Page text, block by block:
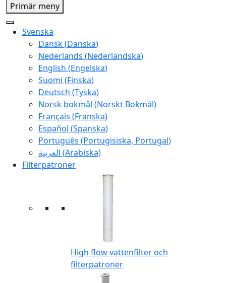
Primär meny
Svenska
Dansk(Danska)
Nederlands (Nederländska)
English (Engelska)
Suomi (Finska)
Deutsch (Tyska)
Norsk bokmål (Norskt Bokmål)
Français (Franska)
Español (Spanska)
Português (Portugisiska, Portugal)
العربية (Arabiska)
Filterpatroner
High flow vattenfilter och
filterpatroner